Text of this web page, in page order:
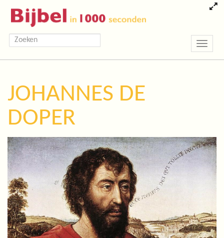
Toggle
JOHANNES DE
DOPER